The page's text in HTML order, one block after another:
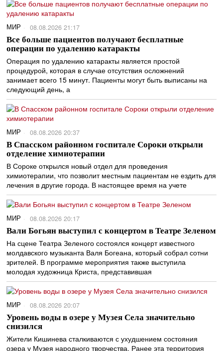
МИР 08.08.2026 21:17
Все больше пациентов получают бесплатные
операции по удалению катаракты
Операция по удалению катаракты является простой
процедурой, которая в случае отсутствия осложнений
занимает всего 15 минут. Пациенты могут быть выписаны на
следующий день, а
МИР 08.08.2026 20:37
В Спасском районном госпитале Сороки открыли
отделение химиотерапии
В Сороке открылся новый отдел для проведения
химиотерапии, что позволит местным пациентам не ездить для
лечения в другие города. В настоящее время на учете
МИР 08.08.2026 20:17
Вали Богьян выступил с концертом в Театре Зеленом
На сцене Театра Зеленого состоялся концерт известного
молдавского музыканта Валя Богеана, который собрал сотни
зрителей. В программе мероприятия также выступила
молодая художница Криста, представившая
МИР 08.08.2026 20:07
Уровень воды в озере у Музея Села значительно
снизился
Жители Кишинева сталкиваются с ухудшением состояния
озера у Музея народного творчества. Ранее эта территория